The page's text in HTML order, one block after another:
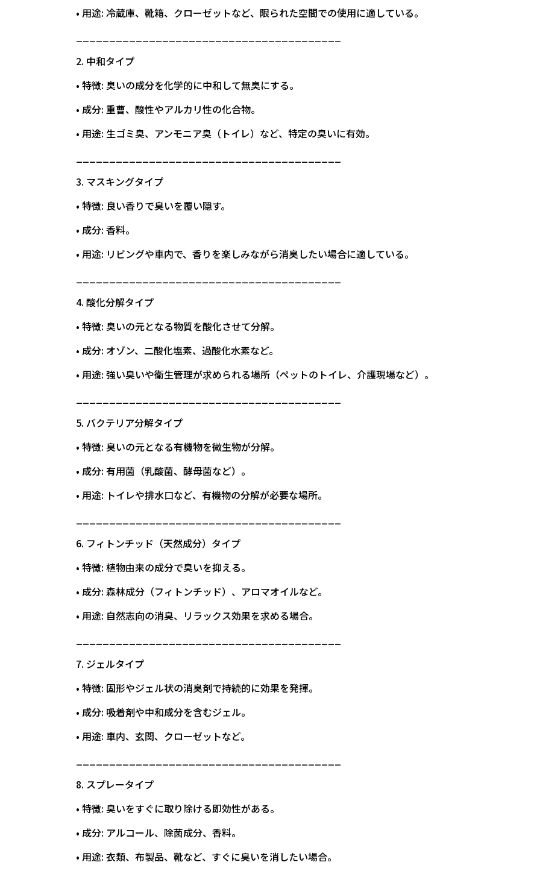
• 用途: 冷蔵庫、靴箱、クローゼットなど、限られた空間での使用に適している。
2. 中和タイプ
• 特徴: 臭いの成分を化学的に中和して無臭にする。
• 成分: 重曹、酸性やアルカリ性の化合物。
• 用途: 生ゴミ臭、アンモニア臭（トイレ）など、特定の臭いに有効。
3. マスキングタイプ
• 特徴: 良い香りで臭いを覆い隠す。
• 成分: 香料。
• 用途: リビングや車内で、香りを楽しみながら消臭したい場合に適している。
4. 酸化分解タイプ
• 特徴: 臭いの元となる物質を酸化させて分解。
• 成分: オゾン、二酸化塩素、過酸化水素など。
• 用途: 強い臭いや衛生管理が求められる場所（ペットのトイレ、介護現場など）。
5. バクテリア分解タイプ
• 特徴: 臭いの元となる有機物を微生物が分解。
• 成分: 有用菌（乳酸菌、酵母菌など）。
• 用途: トイレや排水口など、有機物の分解が必要な場所。
6. フィトンチッド（天然成分）タイプ
• 特徴: 植物由来の成分で臭いを抑える。
• 成分: 森林成分（フィトンチッド）、アロマオイルなど。
• 用途: 自然志向の消臭、リラックス効果を求める場合。
7. ジェルタイプ
• 特徴: 固形やジェル状の消臭剤で持続的に効果を発揮。
• 成分: 吸着剤や中和成分を含むジェル。
• 用途: 車内、玄関、クローゼットなど。
8. スプレータイプ
• 特徴: 臭いをすぐに取り除ける即効性がある。
• 成分: アルコール、除菌成分、香料。
• 用途: 衣類、布製品、靴など、すぐに臭いを消したい場合。